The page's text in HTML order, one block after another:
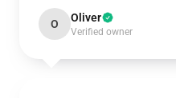
O Oliver
Verified owner